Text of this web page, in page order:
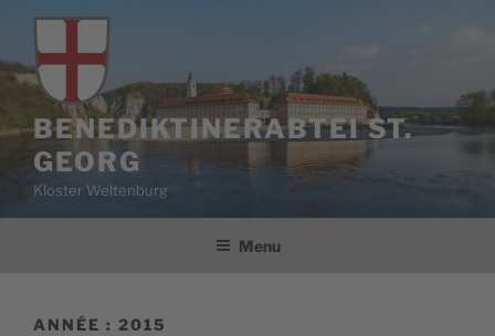
Aller
contenu
principal
BENEDIKTINERABTEI ST.
GEORG
Kloster Weltenburg
Menu
ANNÉE : 2015